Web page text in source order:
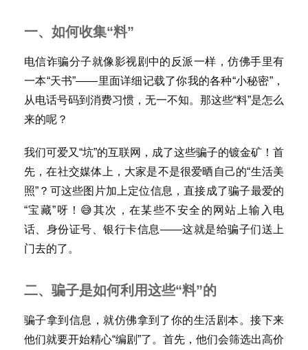
一、如何收集“料”
电信诈骗分子就像影视剧中的反派一样，仿佛手里有
一本“天书”——里面详细记载了你我的各种“小秘密”，
从电话号码到消费习惯，无一不知。那这些“料”是怎么
来的呢？
我们可爱又“坑”的互联网，成了这些骗子的镀金矿！首
先，在社交媒体上，大家是不是很爱晒自己的“生活美
照”？可这些图片加上定位信息，直接成了骗子最爱的
“宝藏”呀！😅其次，在某些不安全的网站上输入电
话、身份证号、银行卡信息——这就是给骗子们送上
门去的了。
二、骗子是如何利用这些“料”的
骗子拿到信息，就仿佛拿到了你的生活剧本。接下来
他们就要开始精心“编剧”了。首先，他们会筛选出高价